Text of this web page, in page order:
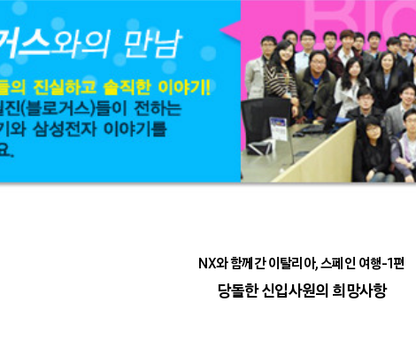
NX와 함께간 이탈리아, 스페인 여행-1편
당돌한 신입사원의 희망사항